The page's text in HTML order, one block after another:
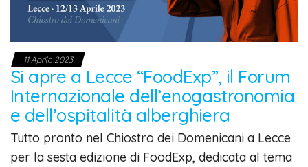
11 Aprile 2023
Si apre a Lecce “FoodExp”, il Forum
Internazionale dell’enogastronomia
e dell’ospitalità alberghiera
Tutto pronto nel Chiostro dei Domenicani a Lecce
per la sesta edizione di FoodExp, dedicata al tema